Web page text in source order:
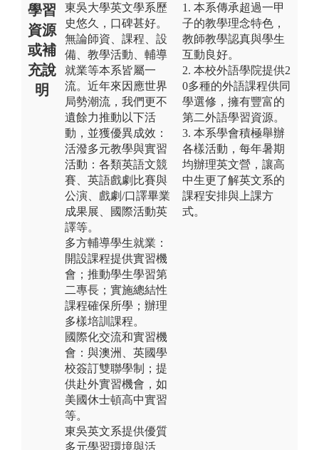
學習
資源
或補
充說
明
東吳大學英文學系歷
史悠久，口碑甚好。
無論師資、課程、設
備、教學活動、輔導
就業等本系皆屬一
流。近年來因應世界
局勢潮流，我們更不
遺餘力推動以下活
動，並獲優異成效：
活潑多元教學與實習
活動：各類英語文競
賽、英語戲劇比賽與
公演、戲劇/口譯畢業
成果展、國際活動英
譯等。
多方輔導學生就業：
開設課程提供實習機
會；推動學生學習第
二專長；實施總結性
課程確保所學；辦理
多樣培訓課程。
國際化交流和實習機
會：與澳洲、英國學
校簽訂雙聯學制；提
供赴外實習機會，如
美國休士頓高中實習
等。
東吳英文系提供優質
多元學習環境與活
1. 本系傳承超過一甲
子的教學理念特色，
教師教學認真與學生
互動良好。
2. 本校外語學院提供2
0多種的外語課程供同
學選修，擁有豐富的
第二外語學習資源。
3. 本系學會積極舉辦
各樣活動，每年暑期
均辦理英文營，讓高
中生更了解英文系的
課程安排與上課方
式。